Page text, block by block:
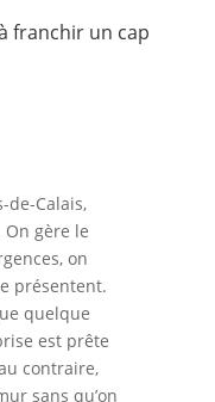
franchir un cap
de-Calais,
On gère le
on
présentent.
quelque
est prête
contraire,
sans qu’on